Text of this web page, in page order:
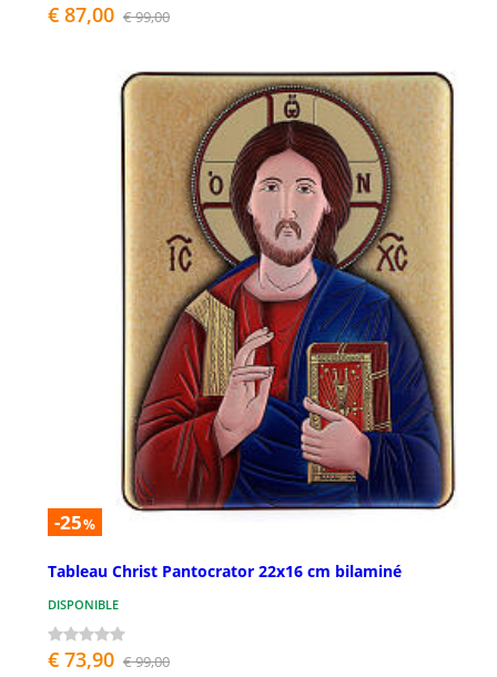
€ 87,00 € 99,00
-25%
Tableau Christ Pantocrator 22x16 cm bilaminé
DISPONIBLE
€ 73,90 € 99,00